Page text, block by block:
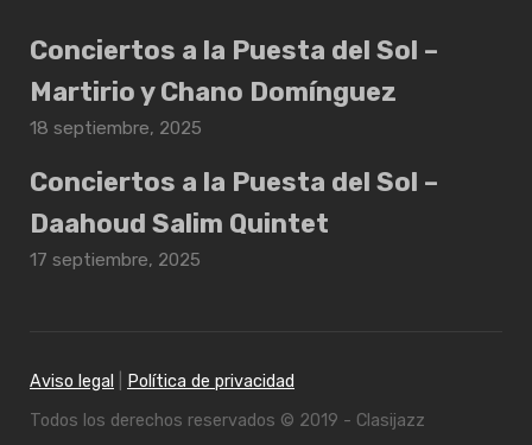
Conciertos a la Puesta del Sol –
Martirio y Chano Domínguez
18 septiembre, 2025
Conciertos a la Puesta del Sol –
Daahoud Salim Quintet
17 septiembre, 2025
Aviso legal
Política de privacidad
Todos los derechos reservados © 2019 - Clasijazz